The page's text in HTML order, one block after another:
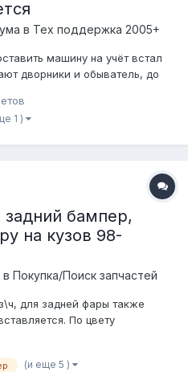
в Тех поддержка 2005+
машину на учёт встал
дворники и обыватель, до
не работает и движение
такое и как лечить? Еще
1 )
бампер,
на кузов 98-
Покупка/Поиск запчастей
для задней фары также
По цвету
(и еще 5 )